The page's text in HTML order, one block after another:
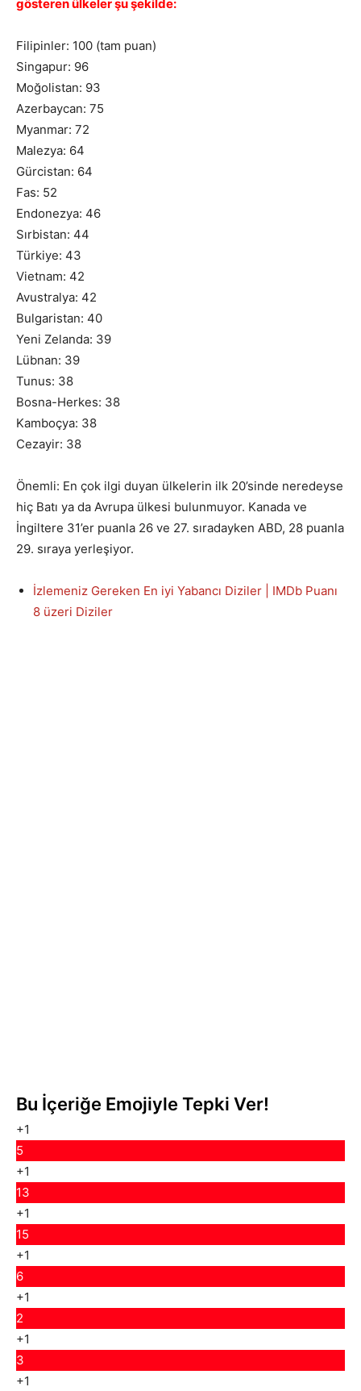
gösteren ülkeler şu şekilde:
Filipinler: 100 (tam puan)
Singapur: 96
Moğolistan: 93
Azerbaycan: 75
Myanmar: 72
Malezya: 64
Gürcistan: 64
Fas: 52
Endonezya: 46
Sırbistan: 44
Türkiye: 43
Vietnam: 42
Avustralya: 42
Bulgaristan: 40
Yeni Zelanda: 39
Lübnan: 39
Tunus: 38
Bosna-Herkes: 38
Kamboçya: 38
Cezayir: 38
Önemli: En çok ilgi duyan ülkelerin ilk 20’sinde neredeyse
hiç Batı ya da Avrupa ülkesi bulunmuyor. Kanada ve
İngiltere 31’er puanla 26 ve 27. sıradayken ABD, 28 puanla
29. sıraya yerleşiyor.
İzlemeniz Gereken En iyi Yabancı Diziler | IMDb Puanı
8 üzeri Diziler
Bu İçeriğe Emojiyle Tepki Ver!
+1
5
+1
13
+1
15
+1
6
+1
2
+1
3
+1